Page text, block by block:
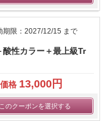
期限：2027/12/15 まで
性カラー＋最上級Tr
格 13,000円
このクーポンを選択する